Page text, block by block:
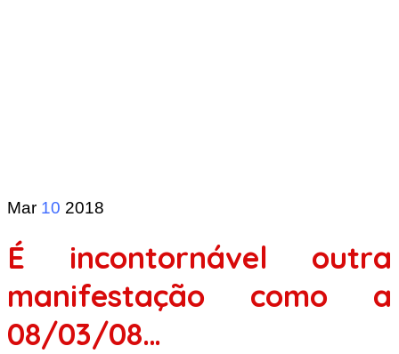
Mar 10 2018
É incontornável outra
manifestação como a
08/03/08…